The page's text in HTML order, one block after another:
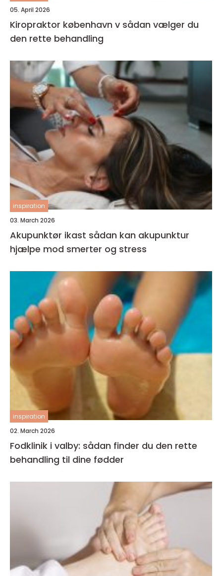
05. April 2026
Kiropraktor københavn v sådan vælger du
den rette behandling
inspiration
03. March 2026
Akupunktør ikast sådan kan akupunktur
hjælpe mod smerter og stress
inspiration
02. March 2026
Fodklinik i valby: sådan finder du den rette
behandling til dine fødder